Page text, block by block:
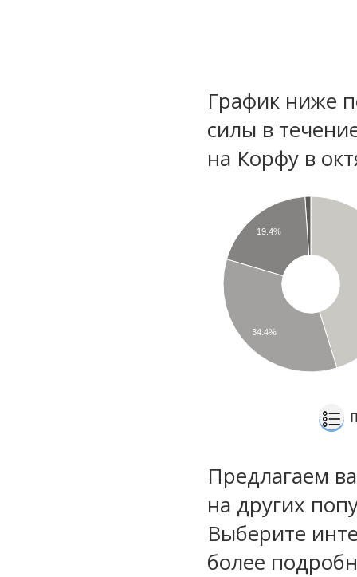
График ниже
силы в
на Корфу в
19.4%
34.4%
Предлагаем
на других
Выберите
более